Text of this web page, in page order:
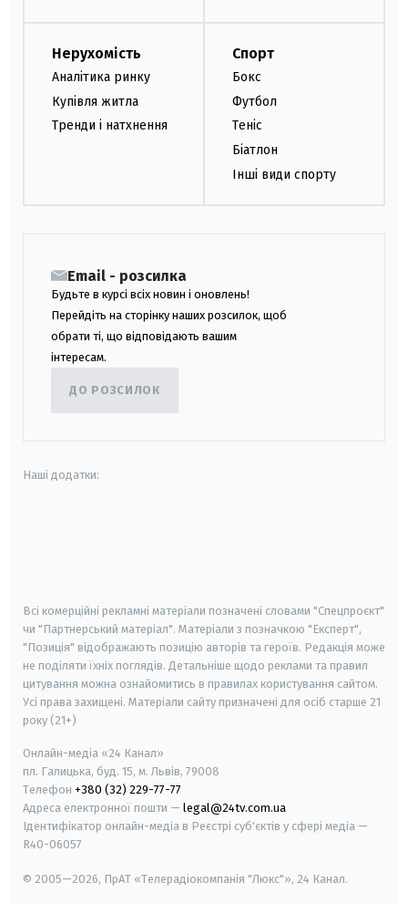
Нерухомість
Аналітика ринку
Купівля житла
Тренди і натхнення
Спорт
Бокс
Футбол
Теніс
Біатлон
Інші види спорту
Email - розсилка
Будьте в курсі всіх новин і оновлень!
Перейдіть на сторінку наших розсилок, щоб
обрати ті, що відповідають вашим
інтересам.
ДО РОЗСИЛОК
Наші додатки:
Всі комерційні рекламні матеріали позначені словами "Спецпроєкт"
чи "Партнерський матеріал". Матеріали з позначкою "Експерт",
"Позиція" відображають позицію авторів та героїв. Редакція може
не поділяти їхніх поглядів. Детальніше щодо реклами та правил
цитування можна ознайомитись в правилах користування сайтом.
Усі права захищені. Матеріали сайту призначені для осіб старше 21
року (21+)
Онлайн-медіа «24 Канал»
пл. Галицька, буд. 15, м. Львів, 79008
Телефон +380 (32) 229-77-77
Адреса електронної пошти — legal@24tv.com.ua
Ідентифікатор онлайн-медіа в Реєстрі суб'єктів у сфері медіа —
R40-06057
© 2005—2026, ПрАТ «Телерадіокомпанія "Люкс"», 24 Канал.